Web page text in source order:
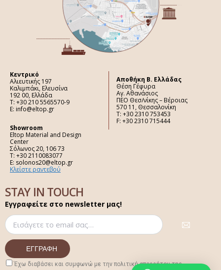
Κεντρικό
Αλιευτικής 197
Καλιμπάκι, Ελευσίνα
192 00, Ελλάδα
Τ: +30 210 5565570-9
E: info@eltop.gr
Showroom
Eltop Material and Design
Center
Σόλωνος 20, 106 73
Τ: +30 2110083077
E: solonos20@eltop.gr
Κλείστε ραντεβού
Aποθήκη Β. Ελλάδας
Θέση Γέφυρα
Αγ. Αθανάσιος
ΠΕΟ Θεσ/νίκης – Βέροιας
570 11, Θεσσαλονίκη
Τ: +30 2310 753453
F: +30 2310 715444
STAY IN TOUCH
Εγγραφείτε στο newsletter μας!
Έχω διαβάσει και συμφωνώ με την πολιτική απορρήτου της